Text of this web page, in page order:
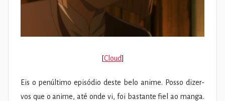
[Cloud]
Eis o penúltimo episódio deste belo anime. Posso dizer-
vos que o anime, até onde vi, foi bastante fiel ao manga.